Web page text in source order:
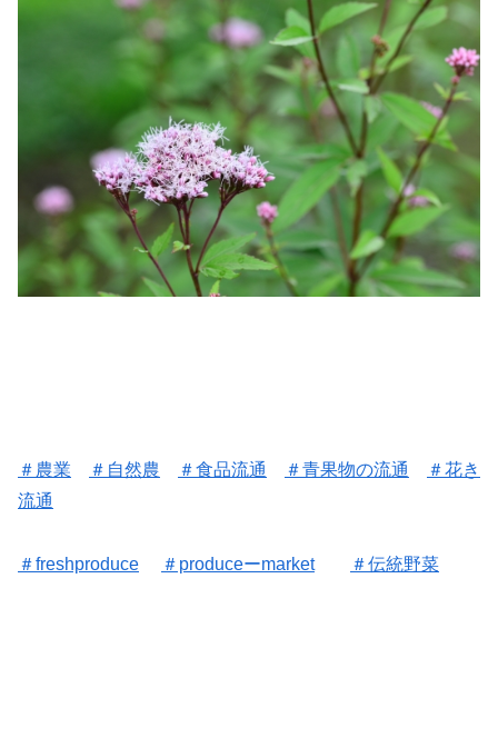
＃農業 ＃自然農 ＃食品流通 ＃青果物の流通
＃花き
流通
＃freshproduce ＃produceーmarket ＃伝統野菜